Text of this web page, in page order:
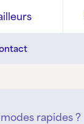
rapides ?